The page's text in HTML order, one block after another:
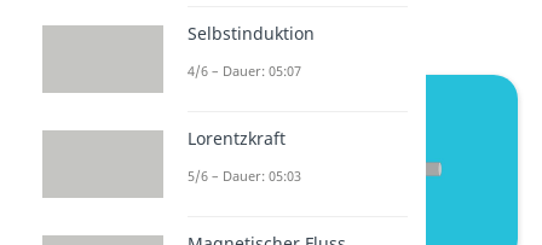
Verbraucher anschließt.
Selbstinduktion
4/6 – Dauer: 05:07
Lorentzkraft
5/6 – Dauer: 05:03